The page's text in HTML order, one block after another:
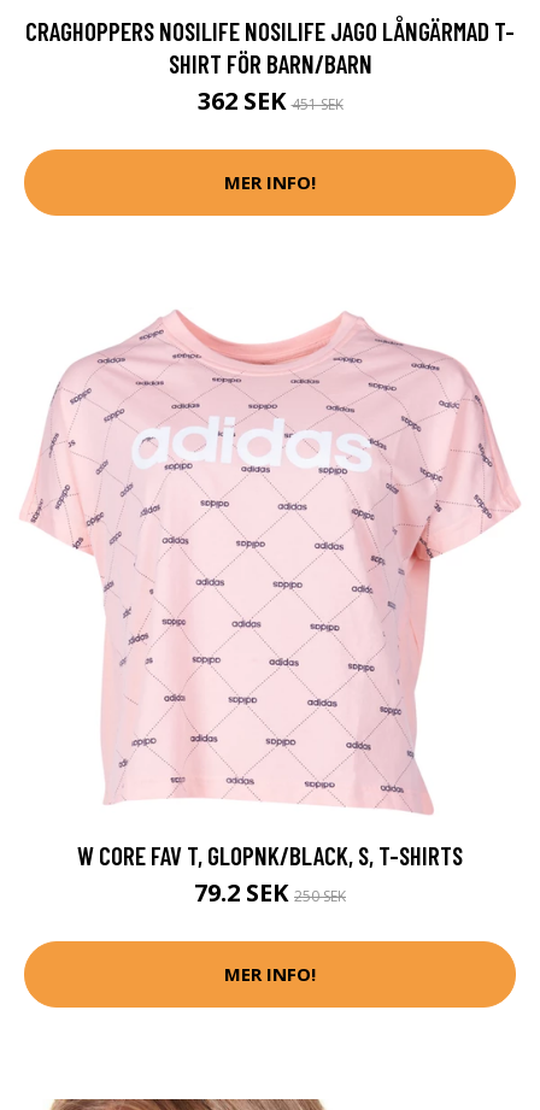
CRAGHOPPERS NOSILIFE NOSILIFE JAGO LÅNGÄRMAD T-
SHIRT FÖR BARN/BARN
362 SEK451 SEK
MER INFO!
W CORE FAV T, GLOPNK/BLACK, S, T-SHIRTS
79.2 SEK 250 SEK
MER INFO!